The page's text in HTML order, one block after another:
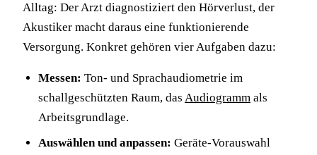
Alltag: Der Arzt diagnostiziert den Hörverlust, der
Akustiker macht daraus eine funktionierende
Versorgung. Konkret gehören vier Aufgaben dazu:
Messen: Ton- und Sprachaudiometrie im
schallgeschützten Raum, das Audiogramm als
Arbeitsgrundlage.
Auswählen und anpassen: Geräte-Vorauswahl